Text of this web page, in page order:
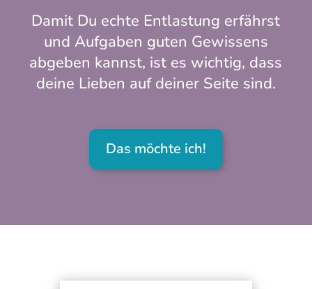
Damit Du echte Entlastung erfährst
und Aufgaben guten Gewissens
abgeben kannst, ist es wichtig, dass
deine Lieben auf deiner Seite sind.
Das möchte ich!